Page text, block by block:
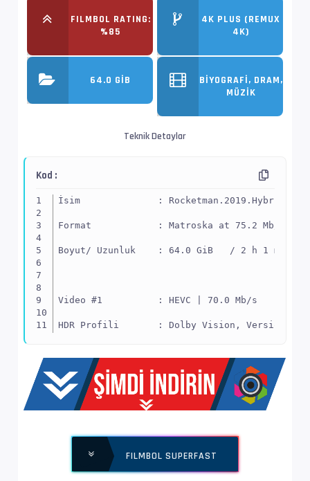
FILMBOL RATING:
%85
4K PLUS (REMUX
4K)
64.0 GIB
BIYOGRAFI, DRAM,
MÜZIK
Teknik Detaylar
Kod :
İsim              :
Format            : Matroska at 75.2 Mb/s
Boyut/ Uzunluk    : 64.0 GiB   / 2 h 1 min 46
Video #1          : HEVC | 70.0 Mb/s
HDR Profili       : Dolby Vision, Version 1.0,
EnxBoy | FPS      : 3840x2160 (1.778) |
Yapı              : V_MPEGH/ISO/HEVC ->
Ses  #2           : E-AC-3 | 640 kb/s
Ses Profili       : Dolby Digital Plus
FILMBOL SUPERFAST